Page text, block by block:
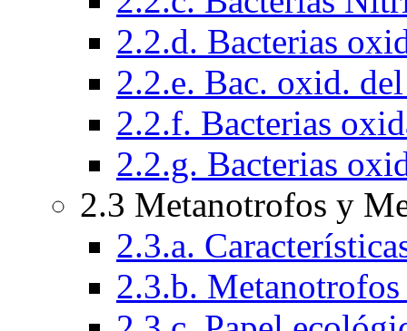
2.2.d. Bacterias
2.2.e. Bac. oxid.
2.2.f. Bacterias
2.2.g. Bacterias
2.3 Metanotrofos y
2.3.a.
2.3.b.